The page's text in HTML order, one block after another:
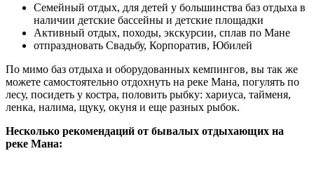
Семейный отдых, для детей у большинства баз отдыха в
наличии детские бассейны и детские площадки
Активный отдых, походы, экскурсии, сплав по Мане
отпраздновать Свадьбу, Корпоратив, Юбилей
По мимо баз отдыха и оборудованных кемпингов, вы так же
можете самостоятельно отдохнуть на реке Мана, погулять по
лесу, посидеть у костра, половить рыбку: хариуса, тайменя,
ленка, налима, щуку, окуня и еще разных рыбок.
Несколько рекомендаций от бывалых отдыхающих на
реке Мана: